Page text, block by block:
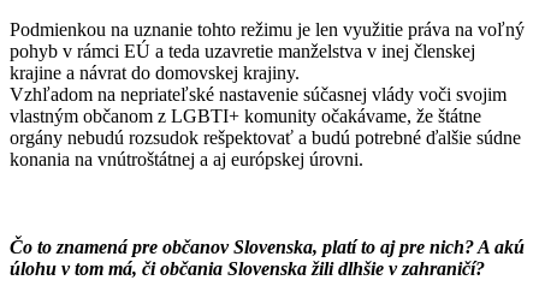
Podmienkou na uznanie tohto režimu je len využitie práva na voľný
pohyb v rámci EÚ a teda uzavretie manželstva v inej členskej
krajine a návrat do domovskej krajiny.
Vzhľadom na nepriateľské nastavenie súčasnej vlády voči svojim
vlastným občanom z LGBTI+ komunity očakávame, že štátne
orgány nebudú rozsudok rešpektovať a budú potrebné ďalšie súdne
konania na vnútroštátnej a aj európskej úrovni.
Čo to znamená pre občanov Slovenska, platí to aj pre nich? A akú
úlohu v tom má, či občania Slovenska žili dlhšie v zahraničí?